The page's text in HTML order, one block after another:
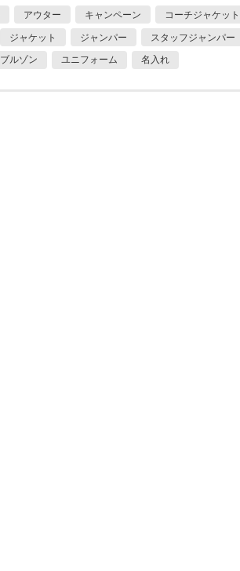
アウター キャンペーン コーチジャケット
ジャケット ジャンパー スタッフジャンパー
ブルゾン ユニフォーム 名入れ